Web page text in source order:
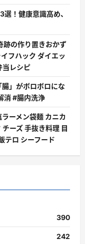
選！健康意識高め、
跡の作り置きおかず
フハック ダイエッ
当レシピ
腸」がボロボロにな
消 #腸内洗浄
ーメン袋麺 カニカ
ーズ 手抜き料理 目
テロ シーフード
390
242